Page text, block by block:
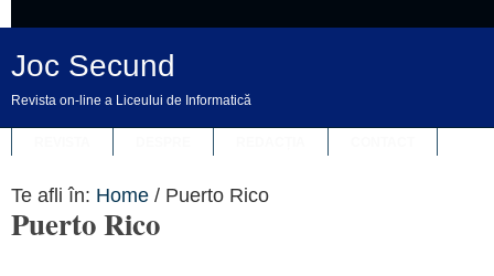
Joc Secund
Revista on-line a Liceului de Informatică
Te afli în: Home / Puerto Rico
Puerto Rico